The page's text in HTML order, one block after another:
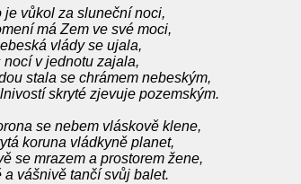
je vůkol za sluneční noci,
má Zem ve své moci,
vlády se ujala,
nocí v jednotu zajala,
stala se chrámem nebeským,
skryté zjevuje pozemským.
se nebem vláskově klene,
koruna vládkyně planet,
se mrazem a prostorem žene,
a vášnivě tančí svůj balet.